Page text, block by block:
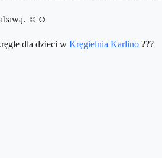
☺️☺️
dla dzieci w Kręgielnia Karlino ???